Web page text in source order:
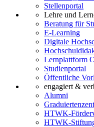
Stellenportal
Lehre und
Beratung für
E-Learning
Digitale
Lernplattform
Studienportal
Öffentliche
engagiert &
Alumni
HTWK-
HTWK-